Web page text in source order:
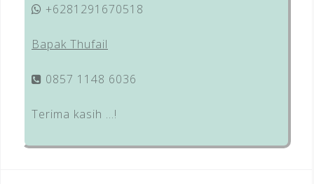
+6281291670518
Bapak Thufail
0857 1148 6036
Terima kasih …!